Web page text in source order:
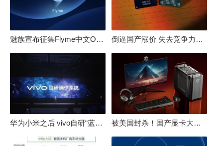
魅族宣布征集Flyme中文OS名：要像鸿蒙、澎湃一样响亮 倒逼国产涨价 失去竞争力！三星要减产50%：SSD必须涨价
华为小米之后 vivo自研“蓝河”操作系统重磅发布 被美国封杀！国产显卡大厂：中国GPU不存在至暗时刻